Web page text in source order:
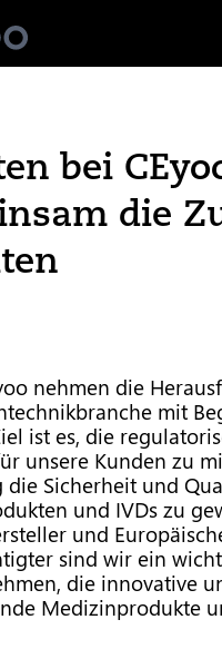
bei
die
nehmen die
mit
ist es, die
unsere Kunden zu
die Sicherheit und
und IVDs zu
und
sind wir ein
die innovative
Medizinprodukte